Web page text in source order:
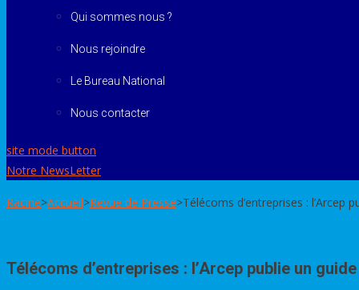
Qui sommes nous ?
Nous rejoindre
Le Bureau National
Nous contacter
site mode button
Notre NewsLetter
Racine>Accueil>Revue de Presse>Télécoms d’entreprises : l’Arcep
Télécoms d’entreprises : l’Arcep publie un